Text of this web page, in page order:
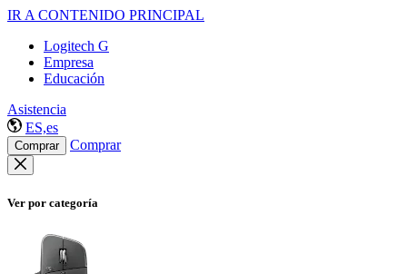
IR A CONTENIDO PRINCIPAL
Logitech G
Empresa
Educación
Asistencia
ES,es
Comprar Comprar
Ver por categoría